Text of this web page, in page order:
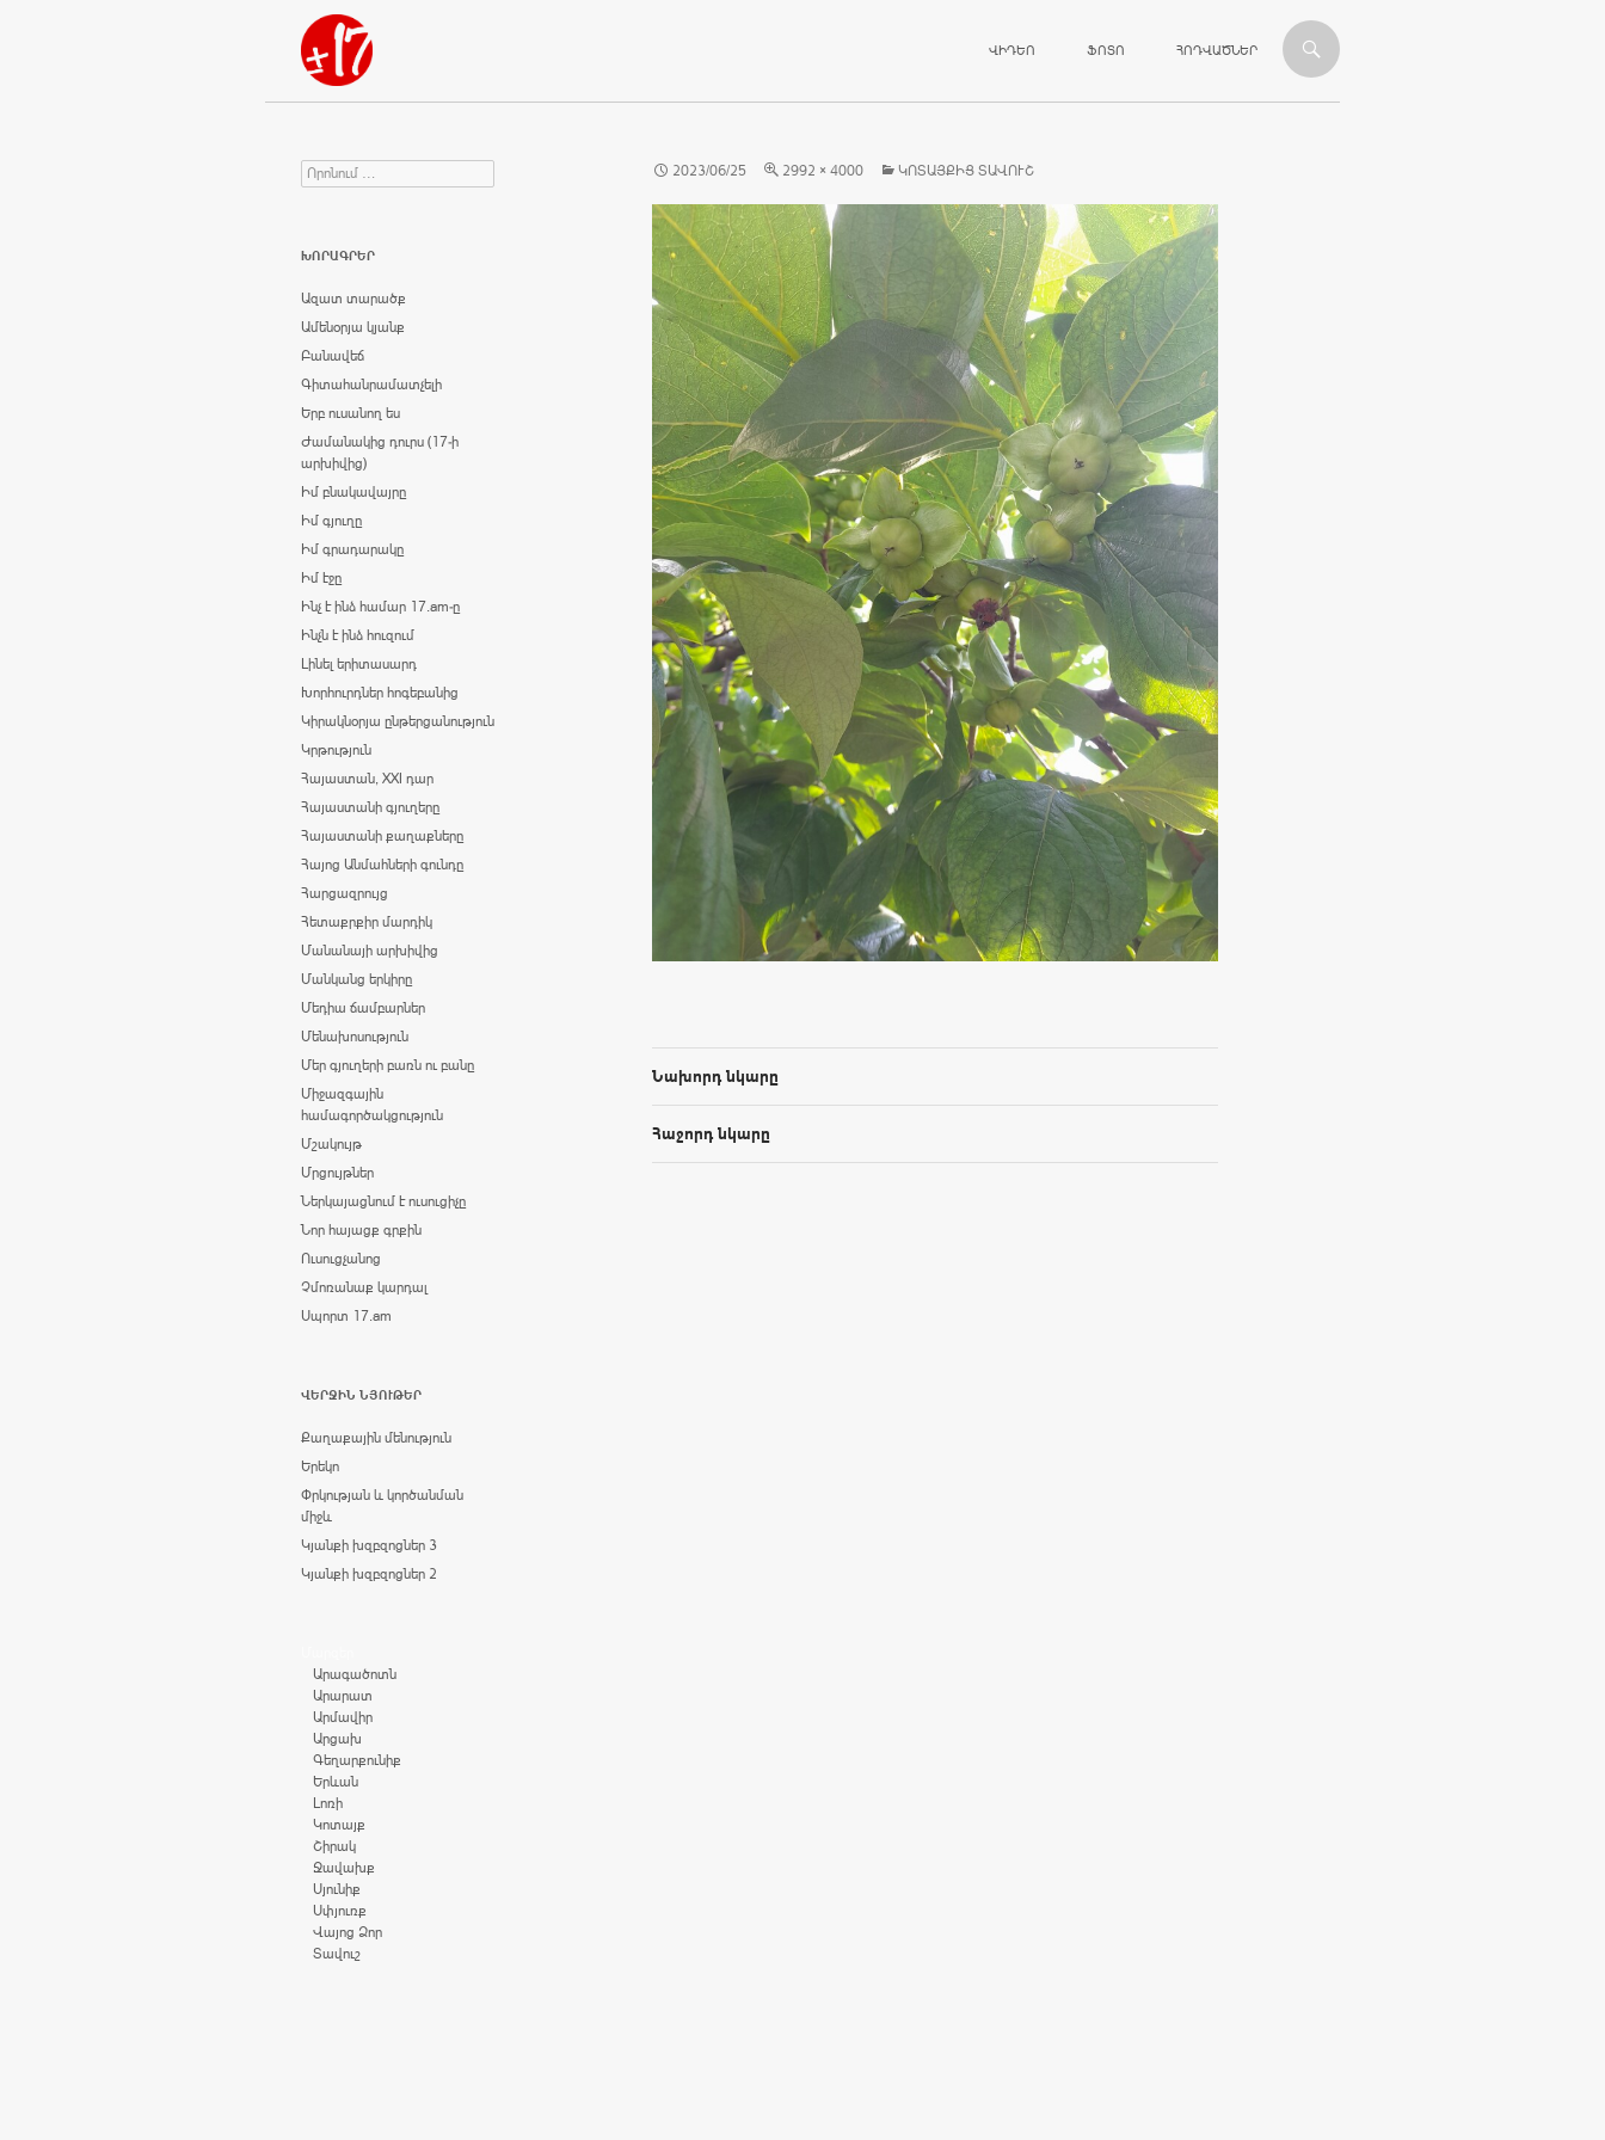
Որոնում
ՎԻԴԵՈ ՖՈՏՈ ՀՈԴՎԱԾՆԵՐ
2023/06/25 2992 × 4000 ԿՈՏԱՅՔԻՑ ՏԱՎՈՒՇ
Նախորդ նկարը
Հաջորդ նկարը
Search for:
ԽՈՐԱԳՐԵՐ
Ազատ տարածք
Ամենօրյա կյանք
Բանավեճ
Գիտահանրամատչելի
Երբ ուսանող ես
Ժամանակից դուրս (17-ի
արխիվից)
Իմ բնակավայրը
Իմ գյուղը
Իմ գրադարակը
Իմ էջը
Ինչ է ինձ համար 17.am-ը
Ինչն է ինձ հուզում
Լինել երիտասարդ
Խորհուրդներ հոգեբանից
Կիրակնօրյա ընթերցանություն
Կրթություն
Հայաստան, XXI դար
Հայաստանի գյուղերը
Հայաստանի քաղաքները
Հայոց Անմահների գունդը
Հարցազրույց
Հետաքրքիր մարդիկ
Մանանայի արխիվից
Մանկանց երկիրը
Մեդիա ճամբարներ
Մենախոսություն
Մեր գյուղերի բառն ու բանը
Միջազգային
համագործակցություն
Մշակույթ
Մրցույթներ
Ներկայացնում է ուսուցիչը
Նոր հայացք գրքին
Ուսուցչանոց
Չմոռանաք կարդալ
Սպորտ 17.am
ՎԵՐՋԻՆ ՆՅՈՒԹԵՐ
Քաղաքային մենություն
Երեկո
Փրկության և կործանման
միջև
Կյանքի խզբզոցներ 3
Կյանքի խզբզոցներ 2
Արագածոտն
Արարատ
Արմավիր
Արցախ
Գեղարքունիք
Երևան
Լոռի
Կոտայք
Շիրակ
Ջավախք
Սյունիք
Սփյուռք
Վայոց Ձոր
Տավուշ